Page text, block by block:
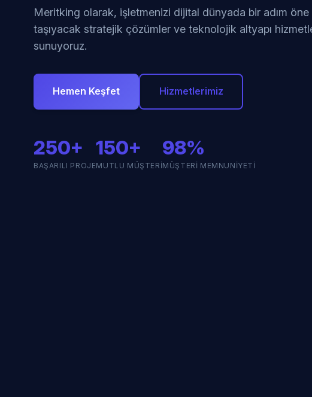
Meritking olarak, işletmenizi dijital dünyada bir adım öne
taşıyacak stratejik çözümler ve teknolojik altyapı
sunuyoruz.
Hemen Keşfet Hizmetlerimiz
250+
BAŞARILI PROJE
150+
MUTLU MÜŞTERI
98%
MÜŞTERI MEMNUNIYETI